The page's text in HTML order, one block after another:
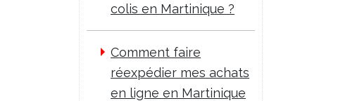
colis en Martinique ?
Comment faire
réexpédier mes achats
en ligne en Martinique